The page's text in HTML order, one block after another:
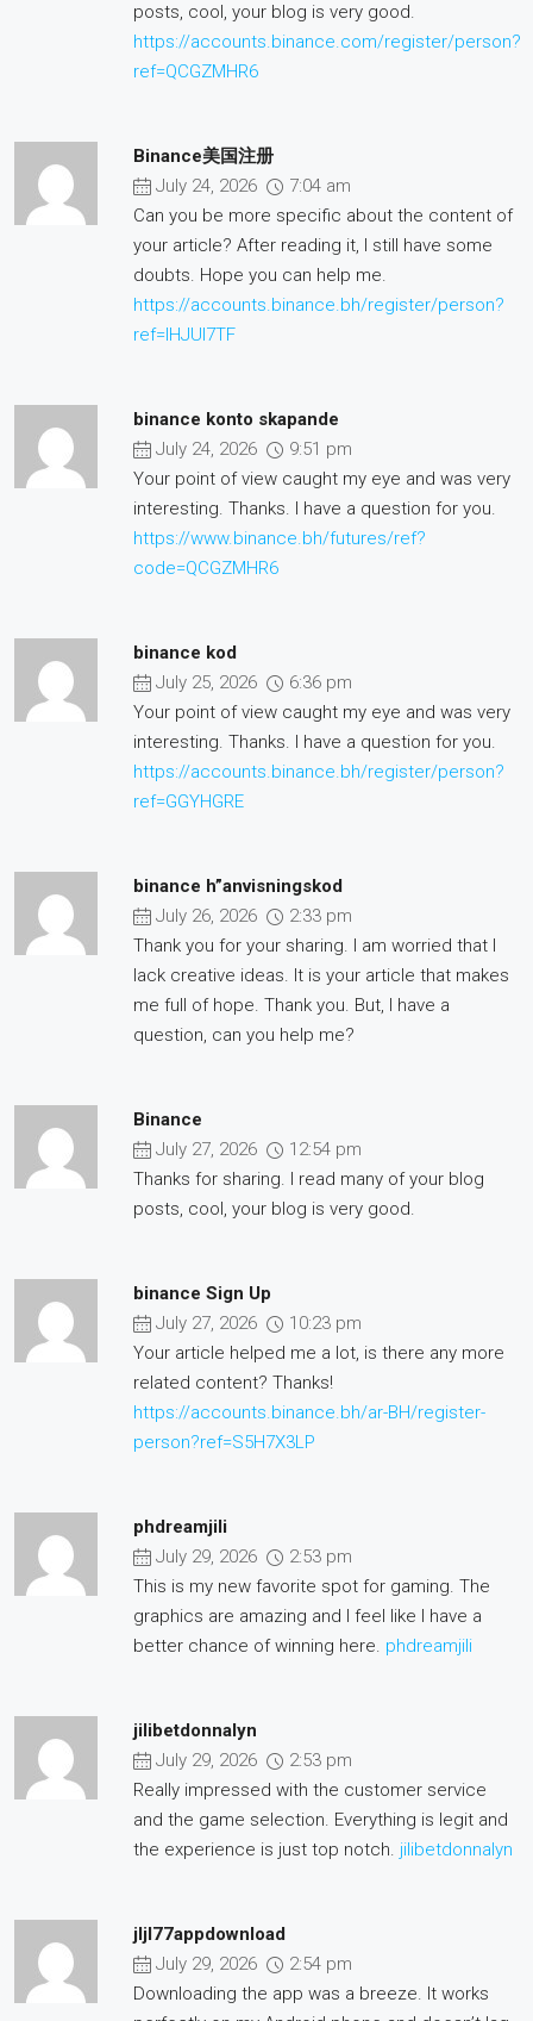
posts, cool, your blog is very good.
https://accounts.binance.com/register/person?
ref=QCGZMHR6
Binance美国注册
July 24, 2026
7:04 am
Can you be more specific about the content of
your article? After reading it, I still have some
doubts. Hope you can help me.
https://accounts.binance.bh/register/person?
ref=IHJUI7TF
binance konto skapande
July 24, 2026
9:51 pm
Your point of view caught my eye and was very
interesting. Thanks. I have a question for you.
https://www.binance.bh/futures/ref?
code=QCGZMHR6
binance kod
July 25, 2026
6:36 pm
Your point of view caught my eye and was very
interesting. Thanks. I have a question for you.
https://accounts.binance.bh/register/person?
ref=GGYHGRE
binance h”anvisningskod
July 26, 2026
2:33 pm
Thank you for your sharing. I am worried that I
lack creative ideas. It is your article that makes
me full of hope. Thank you. But, I have a
question, can you help me?
Binance
July 27, 2026
12:54 pm
Thanks for sharing. I read many of your blog
posts, cool, your blog is very good.
binance Sign Up
July 27, 2026
10:23 pm
Your article helped me a lot, is there any more
related content? Thanks!
https://accounts.binance.bh/ar-BH/register-
person?ref=S5H7X3LP
phdreamjili
July 29, 2026
2:53 pm
This is my new favorite spot for gaming. The
graphics are amazing and I feel like I have a
better chance of winning here. phdreamjili
jilibetdonnalyn
July 29, 2026
2:53 pm
Really impressed with the customer service
and the game selection. Everything is legit and
the experience is just top notch. jilibetdonnalyn
jljl77appdownload
July 29, 2026
2:54 pm
Downloading the app was a breeze. It works